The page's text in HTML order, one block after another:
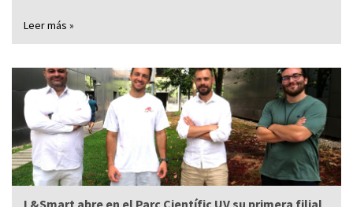
Leer más »